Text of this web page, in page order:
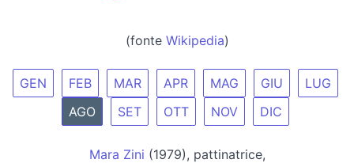
(fonte Wikipedia)
GEN FEB MAR APR MAG GIU
LUG
AGO
SET OTT NOV DIC
Mara Zini (1979), pattinatrice,